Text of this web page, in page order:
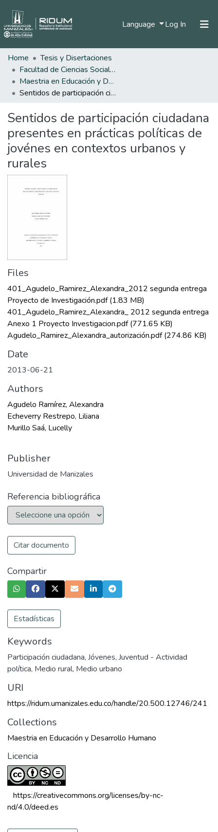
Language Log In (current)
Statistics
Home
Tesis y Disertaciones
Facultad de Ciencias Sociales y Humanas
Maestria en Educación y Desarrollo Humano
Sentidos de participación ciudadana presentes en prácticas políticas de jovénes en contextos urbanos y rurales
Sentidos de participación ciudadana
presentes en prácticas políticas de
jovénes en contextos urbanos y
rurales
Files
401_Agudelo_Ramirez_Alexandra_2012 segunda entrega
Proyecto de Investigación.pdf(1.83 MB)
401_Agudelo_Ramirez_Alexandra_ 2012 segunda entrega
Anexo 1 Proyecto Investigacion.pdf(771.65 KB)
Agudelo_Ramirez_Alexandra_autorización.pdf(274.86 KB)
Date
2013-06-21
Authors
Agudelo Ramírez, Alexandra
Echeverry Restrepo, Liliana
Murillo Saá, Lucelly
Publisher
Universidad de Manizales
Referencia bibliográfica
Citar documento
Compartir
Estadísticas
Keywords
Participación ciudadana, Jóvenes, Juventud - Actividad
política, Medio rural, Medio urbano
URI
https://ridum.umanizales.edu.co/handle/20.500.12746/241
Collections
Maestria en Educación y Desarrollo Humano
Licencia
https://creativecommons.org/licenses/by-nc-
nd/4.0/deed.es